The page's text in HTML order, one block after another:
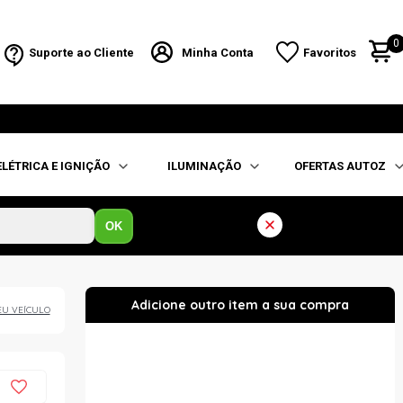
Suporte ao Cliente Minha Conta Favoritos
0
E IGNIÇÃO ILUMINAÇÃO OFERTAS AUTOZ
OK
VEÍCULO